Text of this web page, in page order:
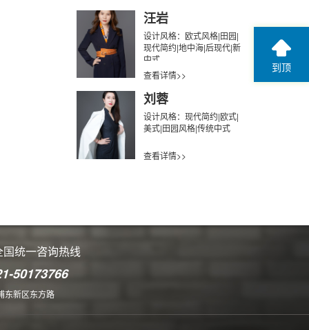
汪岩
设计风格：欧式风格|田园|
现代简约|地中海|后现代|新
中式
查看详情>>
刘蓉
设计风格：现代简约|欧式|
美式|田园风格|传统中式
查看详情>>
国统一咨询热线
50173766
东新区东方路
到顶